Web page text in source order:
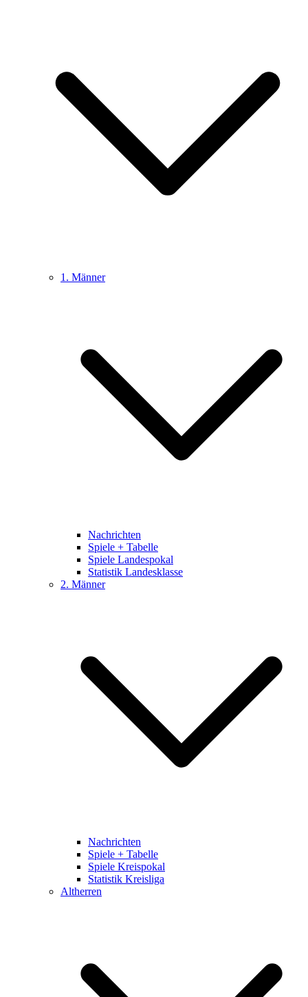
1. Männer
Nachrichten
Spiele + Tabelle
Spiele Landespokal
Statistik Landesklasse
2. Männer
Nachrichten
Spiele + Tabelle
Spiele Kreispokal
Statistik Kreisliga
Altherren